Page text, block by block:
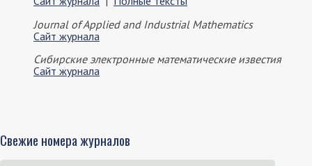
Journal of Applied and Industrial Mathematics
Сайт журнала
Сибирские электронные математические известия
Сайт журнала
Свежие номера журналов